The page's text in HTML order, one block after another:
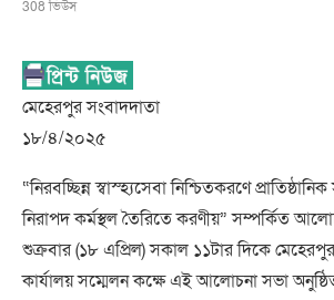
308ভিউস
মেহেরপুর সংবাদদাতা
১৮/৪/২০২৫
“নিরবচ্ছিন্ন স্বাস্হ্যসেবা নিশ্চিতকরণে
নিরাপদ কর্মস্থল তৈরিতে করণীয়” সম্পর্কিত
শুক্রবার (১৮ এপ্রিল) সকাল ১১টার দিকে
কার্যালয় সম্মেলন কক্ষে এই আলোচনা সভা